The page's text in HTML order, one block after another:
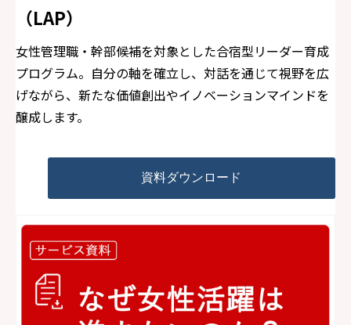
（LAP）
女性管理職・幹部候補を対象とした合宿型リーダー育成
プログラム。自分の軸を確立し、対話を通じて視野を広
げながら、新たな価値創出やイノベーションマインドを
醸成します。
資料ダウンロード